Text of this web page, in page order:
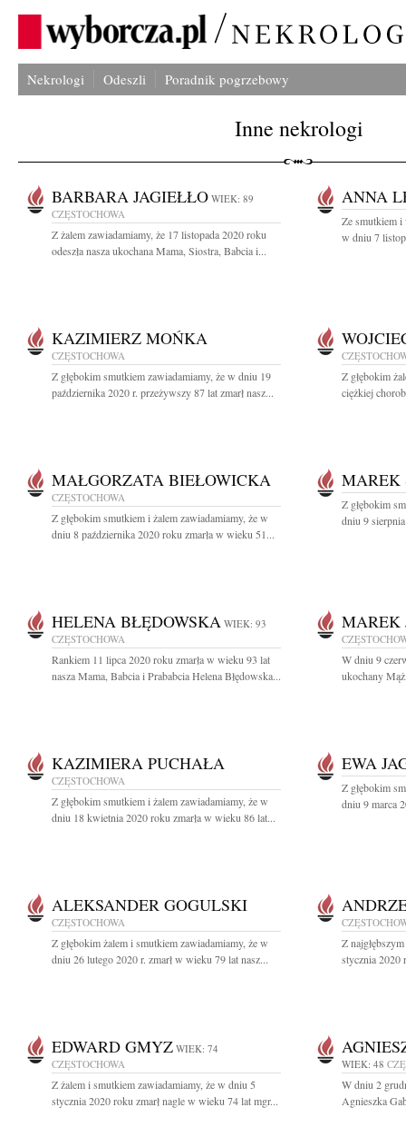
Nekrologi Odeszli Poradnik pogrzebowy
Inne nekrologi
BARBARA JAGIEŁŁO WIEK: 89
CZĘSTOCHOWA
Z żalem zawiadamiamy, że 17 listopada 2020 roku
odeszła nasza ukochana Mama, Siostra, Babcia i...
ANNA
Ze smutkiem i
w dniu 7
KAZIMIERZ MOŃKA
CZĘSTOCHOWA
Z głębokim smutkiem zawiadamiamy, że w dniu 19
października 2020 r. przeżywszy 87 lat zmarł nasz...
Z głębokim
ciężkiej
MAŁGORZATA BIEŁOWICKA
CZĘSTOCHOWA
Z głębokim smutkiem i żalem zawiadamiamy, że w
dniu 8 października 2020 roku zmarła w wieku 51...
MAREK
Z głębokim
dniu 9
HELENA BŁĘDOWSKA WIEK: 93
CZĘSTOCHOWA
Rankiem 11 lipca 2020 roku zmarła w wieku 93 lat
nasza Mama, Babcia i Prababcia Helena Błędowska...
MAREK
W dniu 9
ukochany
KAZIMIERA PUCHAŁA
CZĘSTOCHOWA
Z głębokim smutkiem i żalem zawiadamiamy, że w
dniu 18 kwietnia 2020 roku zmarła w wieku 86 lat...
EWA
Z głębokim
dniu 9 marca
ALEKSANDER GOGULSKI
CZĘSTOCHOWA
Z głębokim żalem i smutkiem zawiadamiamy, że w
dniu 26 lutego 2020 r. zmarł w wieku 79 lat nasz...
Z
stycznia 2020
EDWARD GMYZ WIEK: 74
CZĘSTOCHOWA
Z żalem i smutkiem zawiadamiamy, że w dniu 5
stycznia 2020 roku zmarł nagle w wieku 74 lat mgr...
WIEK: 48
W dniu 2
Agnieszka